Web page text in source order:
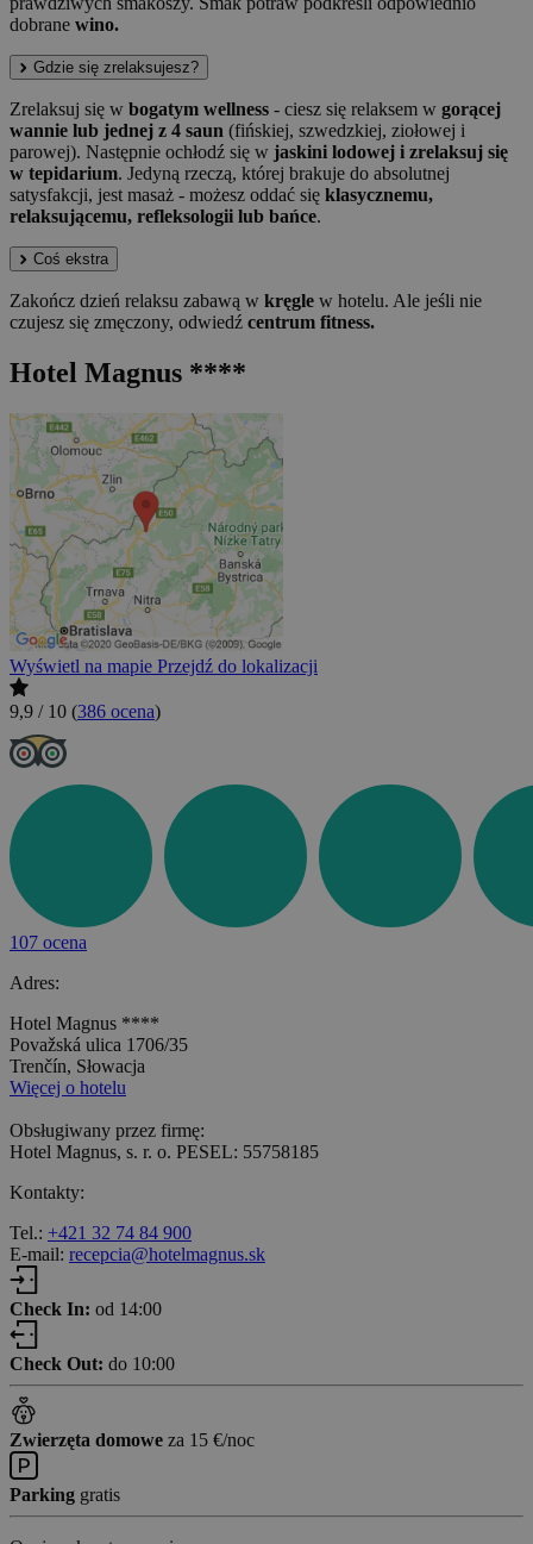
dobrane wino.
Gdzie się zrelaksujesz?
Zrelaksuj się w bogatym wellness - ciesz się relaksem w gorącej
wannie lub jednej z 4 saun (fińskiej, szwedzkiej, ziołowej i
parowej). Następnie ochłodź się w jaskini lodowej i zrelaksuj się
w tepidarium. Jedyną rzeczą, której brakuje do absolutnej
satysfakcji, jest masaż - możesz oddać się klasycznemu,
relaksującemu, refleksologii lub bańce.
Coś ekstra
Zakończ dzień relaksu zabawą w kręgle w hotelu. Ale jeśli nie
czujesz się zmęczony, odwiedź centrum fitness.
Hotel Magnus ****
Wyświetl na mapie Przejdź do lokalizacji
9,9 / 10 (386 ocena)
107 ocena
Adres:
Hotel Magnus ****
Považská ulica 1706/35
Trenčín, Słowacja
Więcej o hotelu
Obsługiwany przez firmę:
Hotel Magnus, s. r. o. PESEL: 55758185
Kontakty:
Tel.: +421 32 74 84 900
E-mail: recepcia@hotelmagnus.sk
Check In: od 14:00
Check Out: do 10:00
Zwierzęta domowe za 15 €/noc
Parking gratis